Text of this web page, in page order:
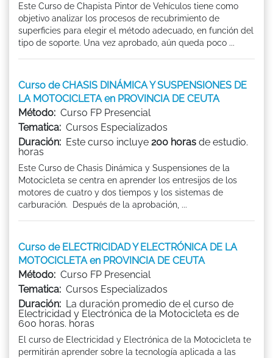
Este Curso de Chapista Pintor de Vehículos tiene como
objetivo analizar los procesos de recubrimiento de
superficies para elegir el método adecuado, en función del
tipo de soporte. Una vez aprobado, aún queda poco ...
Curso de CHASIS DINÁMICA Y SUSPENSIONES DE
LA MOTOCICLETA en PROVINCIA DE CEUTA
Método: Curso FP Presencial
Tematica: Cursos Especializados
Duración: Este curso incluye 200 horas de estudio.
horas
Este Curso de Chasis Dinámica y Suspensiones de la
Motocicleta se centra en aprender los entresijos de los
motores de cuatro y dos tiempos y los sistemas de
carburación. Después de la aprobación, ...
Curso de ELECTRICIDAD Y ELECTRÓNICA DE LA
MOTOCICLETA en PROVINCIA DE CEUTA
Método: Curso FP Presencial
Tematica: Cursos Especializados
Duración: La duración promedio de el curso de
Electricidad y Electrónica de la Motocicleta es de
600 horas. horas
El curso de Electricidad y Electrónica de la Motocicleta te
permitirán aprender sobre la tecnología aplicada a las